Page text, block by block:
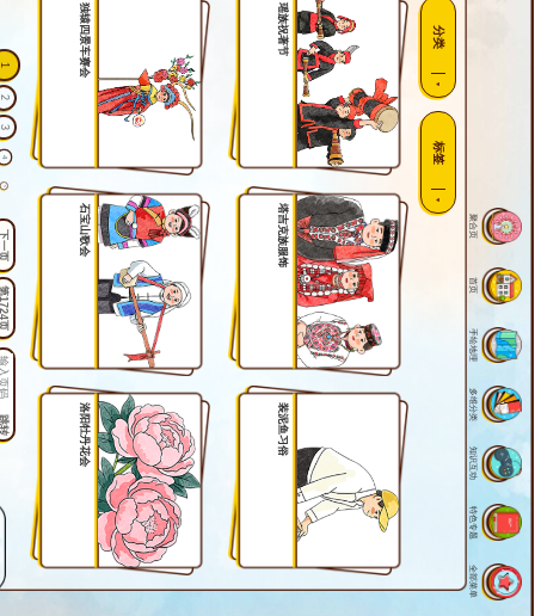
聚合页
首页
手绘地理
多维分类
知识互动
特色专题
全部菜单
分类
标签
1
2
3
4
11
12
16
瑶族祝著节
塔吉克族服饰
装泥鱼习俗
独辕四景车赛会
石宝山歌会
洛阳牡丹花会
页
页
转